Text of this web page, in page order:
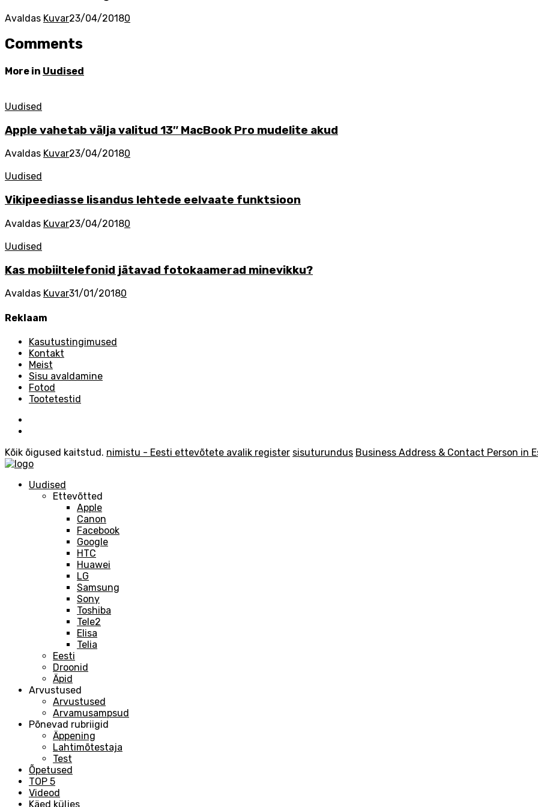
Avaldas Kuvar23/04/20180
Comments
More in Uudised
Uudised
Apple vahetab välja valitud 13″ MacBook Pro mudelite akud
Avaldas Kuvar23/04/20180
Uudised
Vikipeediasse lisandus lehtede eelvaate funktsioon
Avaldas Kuvar23/04/20180
Uudised
Kas mobiiltelefonid jätavad fotokaamerad minevikku?
Avaldas Kuvar31/01/20180
Reklaam
Kasutustingimused
Kontakt
Meist
Sisu avaldamine
Fotod
Tootetestid
Kõik õigused kaitstud. nimistu - Eesti ettevõtete avalik register sisuturundus Business Address & Contact Person in
Uudised
Ettevõtted
Apple
Canon
Facebook
Google
HTC
Huawei
LG
Samsung
Sony
Toshiba
Tele2
Elisa
Telia
Eesti
Droonid
Äpid
Arvustused
Arvustused
Arvamusampsud
Põnevad rubriigid
Äppening
Lahtimõtestaja
Test
Õpetused
TOP 5
Videod
Käed küljes